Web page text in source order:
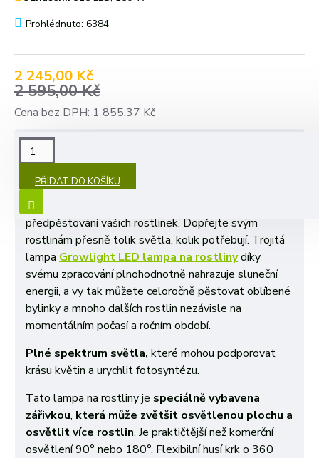
2 245,00 Kč
2 595,00 Kč
Cena bez DPH: 1 855,37 Kč
Prohlédnuto: 6384
PŘIDAT DO KOŠÍKU
Nový typGrowlight lampy na rostliny
LED, 150 W, 3 režimy, 5 stupňů výkonu je vynikající na
předpěstování vašich rostlinek. Dopřejte svým
rostlinám přesně tolik světla, kolik potřebují. Trojitá
lampa Growlight LED lampa na rostlinydíky
svému zpracování plnohodnotně nahrazuje sluneční
energii, a vy tak můžete celoročně pěstovat oblíbené
bylinky a mnoho dalších rostlin nezávisle na
momentálním počasí a ročním období.
Plné spektrum světla, které mohou podporovat
krásu květin a urychlit fotosyntézu.
Tato lampa na rostliny je speciálně vybavena
zářivkou, která může zvětšit osvětlenou plochu a
osvětlit více rostlin. Je praktičtější než komerční
osvětlení 90° nebo 180°. Flexibilní husí krk o 360